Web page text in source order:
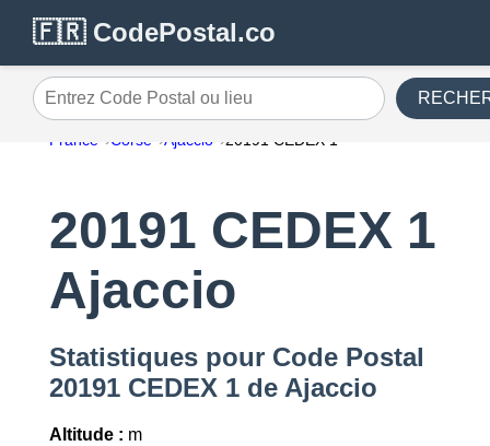
🇫🇷 CodePostal.co
Entrez Code Postal ou lieu
France Corse Ajaccio 20191 CEDEX 1
20191 CEDEX 1
Ajaccio
Statistiques pour Code Postal
20191 CEDEX 1 de Ajaccio
Altitude : m